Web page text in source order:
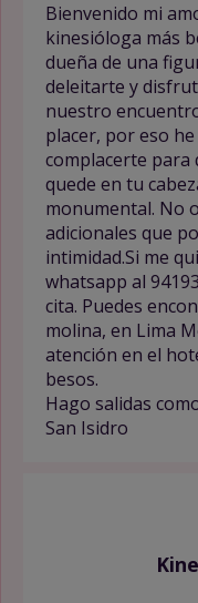
Bienvenido mi
kinesióloga más
dueña de una
deleitarte y
nuestro
placer, por eso
complacerte para
quede en tu
monumental. No
adicionales que
intimidad.Si me
whatsapp al
cita. Puedes
molina, en Lima
atención en el
besos.
Hago salidas
San Isidro